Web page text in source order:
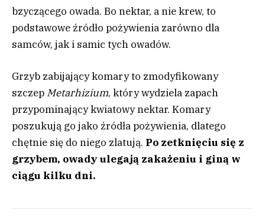
bzyczącego owada. Bo nektar, a nie krew, to
podstawowe źródło pożywienia zarówno dla
samców, jak i samic tych owadów.
Grzyb zabijający komary to zmodyfikowany
szczep Metarhizium, który wydziela zapach
przypominający kwiatowy nektar. Komary
poszukują go jako źródła pożywienia, dlatego
chętnie się do niego zlatują. Po zetknięciu się z
grzybem, owady ulegają zakażeniu i giną w
ciągu kilku dni.